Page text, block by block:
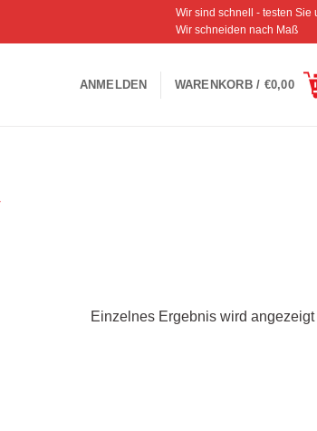
Wir sind schnell - testen Sie
Wir schneiden nach Maß
ANMELDEN WARENKORB / €0,00
Einzelnes Ergebnis wird angezeigt